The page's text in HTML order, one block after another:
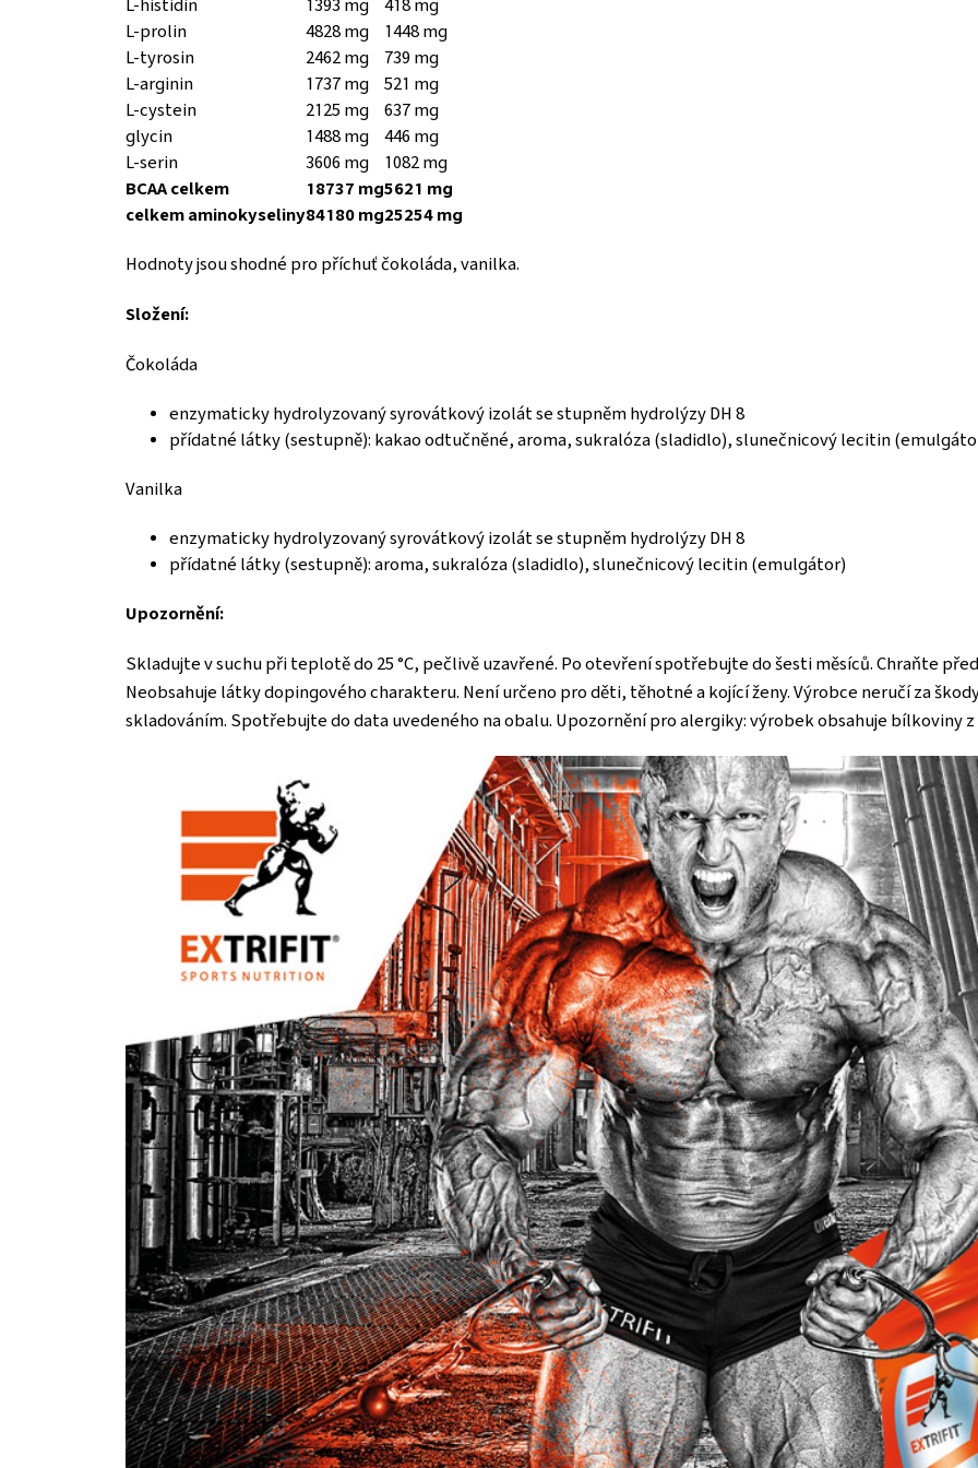
L-histidin
1393 mg
418 mg
L-prolin
4828 mg
1448 mg
L-tyrosin
2462 mg
739 mg
L-arginin
1737 mg
521 mg
L-cystein
2125 mg
637 mg
glycin
1488 mg
446 mg
L-serin
3606 mg
1082 mg
BCAA celkem
18737 mg5621 mg
celkem aminokyseliny84180 mg25254 mg
Hodnoty jsou shodné pro příchuť čokoláda, vanilka.
Složení:
Čokoláda
enzymaticky hydrolyzovaný syrovátkový izolát se stupněm hydrolýzy DH 8
přídatné látky (sestupně): kakao odtučněné, aroma, sukralóza (sladidlo), slunečnicový lecitin
Vanilka
enzymaticky hydrolyzovaný syrovátkový izolát se stupněm hydrolýzy DH 8
přídatné látky (sestupně): aroma, sukralóza (sladidlo), slunečnicový lecitin (emulgátor)
Upozornění:
Skladujte v suchu při teplotě do 25 °C, pečlivě uzavřené. Po otevření spotřebujte do šesti měsíců. Chraňte
Neobsahuje látky dopingového charakteru. Není určeno pro děti, těhotné a kojící ženy. Výrobce neručí za
skladováním. Spotřebujte do data uvedeného na obalu. Upozornění pro alergiky: výrobek obsahuje bílkoviny